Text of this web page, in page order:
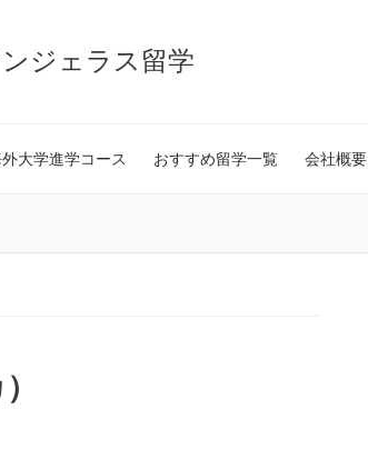
ジェラス留学
大学進学コース おすすめ留学一覧 会社概要